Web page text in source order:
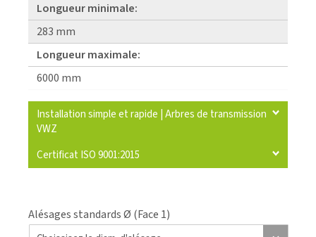
Longueur minimale:
283 mm
Longueur maximale:
6000 mm
Installation simple et rapide | Arbres de transmission
VWZ
Certificat ISO 9001:2015
Alésages standards Ø (Face 1)